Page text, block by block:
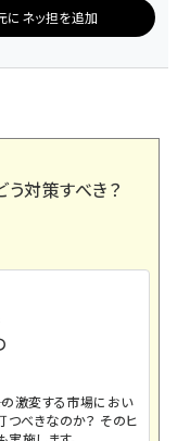
にネッ担を追加
対策すべき？
の激変する市場におい
つべきなのか？ そのヒ